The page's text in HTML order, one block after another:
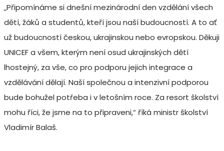
„Připomínáme si dnešní mezinárodní den vzdělání všech
dětí, žáků a studentů, kteří jsou naší budoucností. A to ať
už budoucností českou, ukrajinskou nebo evropskou. Děkuji
UNICEF a všem, kterým není osud ukrajinských dětí
lhostejný, za vše, co pro podporu jejich integrace a
vzdělávání dělají. Naší společnou a intenzivní podporou
bude bohužel potřeba i v letošním roce. Za resort školství
mohu říci, že jsme na to připraveni,“ říká ministr školství
Vladimír Balaš.